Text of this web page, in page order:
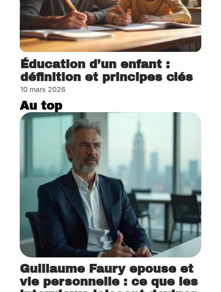
Éducation d’un enfant :
définition et principes clés
10 mars 2026
Au top
Guillaume Faury epouse et
vie personnelle : ce que les